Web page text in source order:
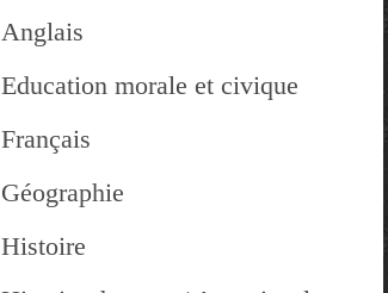
Anglais
Education morale et civique
Français
Géographie
Histoire